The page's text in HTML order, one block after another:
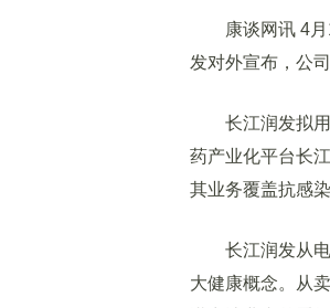
康谈网讯 4月
发对外宣布，公
长江润发拟用
药产业化平台长
其业务覆盖抗感
长江润发从电
大健康概念。从